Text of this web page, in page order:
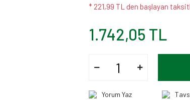
* 221,99 TL den başlayan
1.742,05 TL
Yorum Yaz